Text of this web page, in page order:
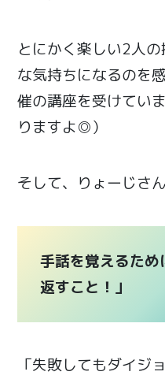
とにかく楽しい2人
な気持ちになるのを
催の講座を受けてい
りますよ◎）
そして、りょーじさ
手話を覚えるた
返すこと！」
「失敗してもダイジ